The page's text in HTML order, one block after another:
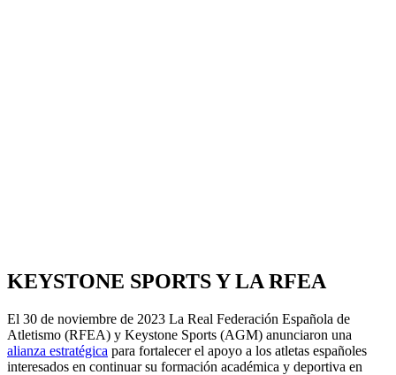
KEYSTONE SPORTS Y LA RFEA
El 30 de noviembre de 2023 La Real Federación Española de
Atletismo (RFEA) y Keystone Sports (AGM) anunciaron una
alianza estratégica para fortalecer el apoyo a los atletas españoles
interesados en continuar su formación académica y deportiva en